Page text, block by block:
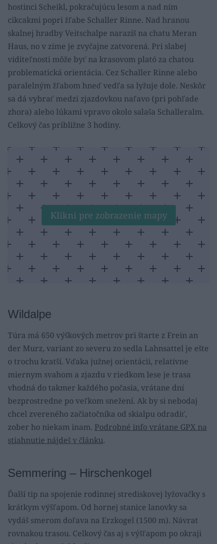
hostinci Scheikl, pokračujúcu lesom a nad ním
cikcakmi popri žľabe Schaller Rinne. Nad hranou
skalnej hradby Veitschalpe narazíš na chatu Meran
Haus, no v zime je zvyčajne zatvorená. Pri slabej
viditeľnosti môže byť na krasovom plató za chatou
problematická orientácia. Cez Schaller Rinne alebo
paralelným žľabom hneď vedľa sa lyžuje dole. Neskôr
sa dá vybrať medzi zjazdovkou naľavo (pri pohľade
zhora) alebo lúkami vpravo okolo salaša Schalleralm.
Celkový čas približne 3 hodiny.
Klikni pre zobrazenie mapy
Wildalpe
Túra má 650 výškových metrov pri štarte z Frein an
der Murz, variant zo severu zo sedla Lahnsattel je ešte
o trochu kratší. Vďaka južnej orientácii, relatívne
miernym svahom a zjazdu v riedkom lese je trasa
vhodná do takmer každého počasia, vrátane dní
bezprostredne po veľkom snežení. Ak by si nebodaj
chcel zvereného začiatočníka od skialpu odradiť,
zober ho niekam inam. Podrobné info vrátane GPX na
stiahnutie nájdeš v článku.
Semmering – Hirschenkogel
Ďalší tip na spojenie rodinnej strediskovej lyžovačky s
krátkym výšľapom. Od hornej stanice lanovky sa
vydáš smerom doľava na Erzkogel (1500 m). Návrat
rovnakou trasou. Celkový čas aj s výšľapom po okraji